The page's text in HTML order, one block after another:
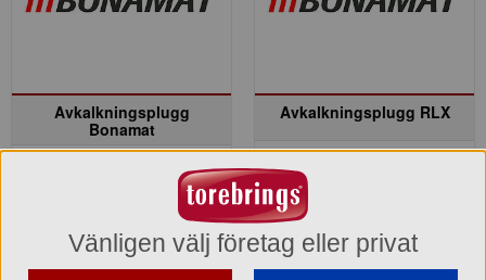
Avkalkningsplugg
Bonamat
1*1 st
Lager: 1 förp.
Avkalkningsplugg RLX
6313325001
Hel förpackning =
Lagerinfo »
Vänligen välj företag eller privat